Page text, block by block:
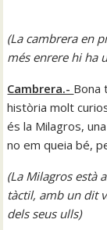
(La cambrera en
més enrere hi ha
Cambrera.- Bona
història molt
és la Milagros,
no em queia bé,
(La Milagros està
tàctil, amb un dit
dels seus ulls)